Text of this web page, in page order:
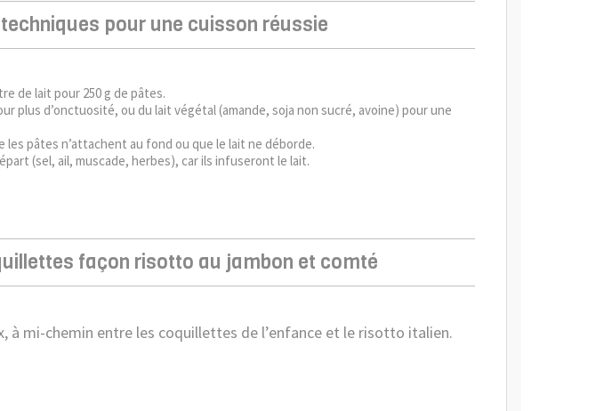
pour une cuisson réussie
de lait pour 250 g de pâtes.
plus d’onctuosité, ou du lait végétal (amande, soja non sucré, avoine) pour une
pâtes n’attachent au fond ou que le lait ne déborde.
(sel, ail, muscade, herbes), car ils infuseront le lait.
façon risotto au jambon et comté
à mi-chemin entre les coquillettes de l’enfance et le risotto italien.